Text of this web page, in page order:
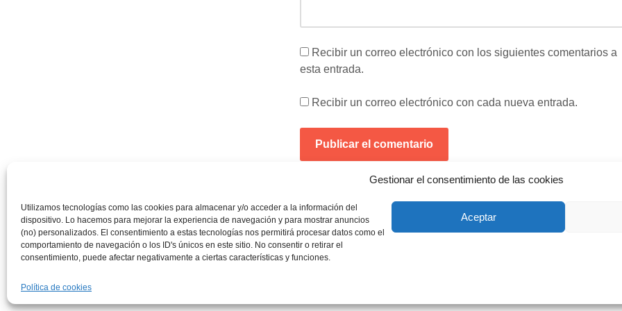
Gestionar el consentimiento de las cookies
Utilizamos tecnologías como las cookies para almacenar y/o acceder a la información del
dispositivo. Lo hacemos para mejorar la experiencia de navegación y para mostrar anuncios
(no) personalizados. El consentimiento a estas tecnologías nos permitirá procesar datos como el
comportamiento de navegación o los ID's únicos en este sitio. No consentir o retirar el
consentimiento, puede afectar negativamente a ciertas características y funciones.
Aceptar
Política de cookies
Recibir un correo electrónico con los siguientes comentarios a
esta entrada.
Recibir un correo electrónico con cada nueva entrada.
Este sitio usa Akismet para reducir el spam.Aprende cómo se
procesan los datos de tus comentarios.